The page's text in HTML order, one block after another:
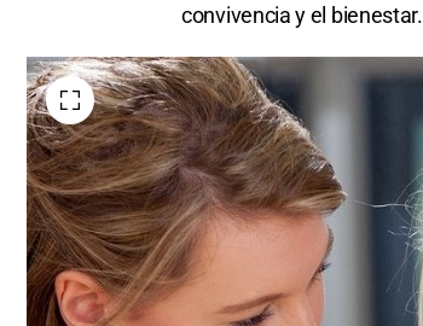
convivencia y el bienestar.